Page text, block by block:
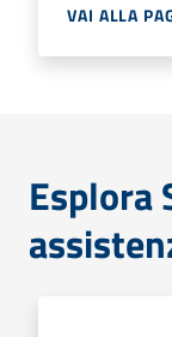
VAI ALLA
Esplora